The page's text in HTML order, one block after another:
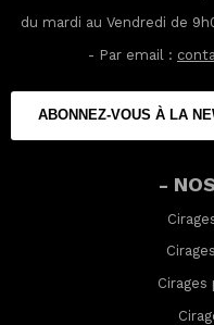
du mardi au Vendredi de
- Par email :
ABONNEZ-VOUS À LA
-